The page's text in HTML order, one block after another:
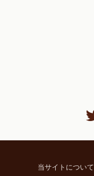
当サイトについて